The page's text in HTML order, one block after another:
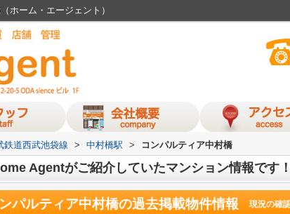
ホーム・エージェント）
鉄道西武池袋線 > 中村橋駅 > コンパルティア中村橋
Agentがご紹介していたマンション情報です！
パルティア中村橋の過去掲載物件情報 現況の確